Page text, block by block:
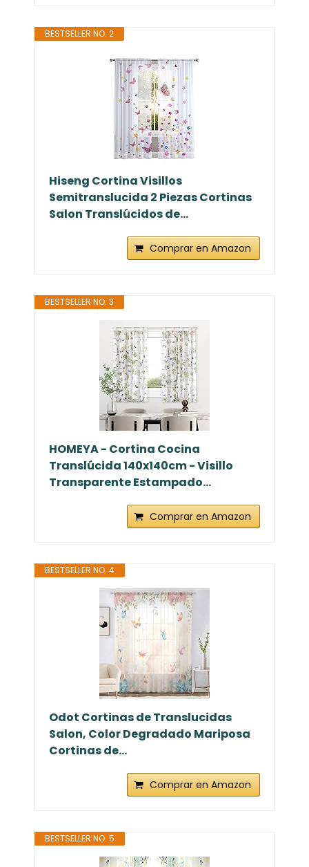
BESTSELLER NO. 2
Hiseng Cortina Visillos
Semitranslucida 2 Piezas Cortinas
Salon Translúcidos de...
Comprar en Amazon
BESTSELLER NO. 3
HOMEYA - Cortina Cocina
Translúcida 140x140cm - Visillo
Transparente Estampado...
Comprar en Amazon
BESTSELLER NO. 4
Odot Cortinas de Translucidas
Salon, Color Degradado Mariposa
Cortinas de...
Comprar en Amazon
BESTSELLER NO. 5